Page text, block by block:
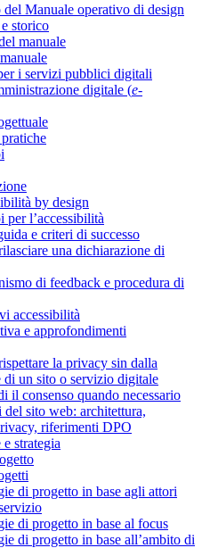
del Manuale operativo di design
storico
manuale
i servizi pubblici digitali
digitale (e-
by design
per l’accessibilità
e criteri di successo
una dichiarazione di
di feedback e procedura di
accessibilità
e approfondimenti
la privacy sin dalla
di un sito o servizio digitale
il consenso quando necessario
del sito web: architettura,
riferimenti DPO
strategia
di progetto in base agli attori
di progetto in base al focus
di progetto in base all’ambito di